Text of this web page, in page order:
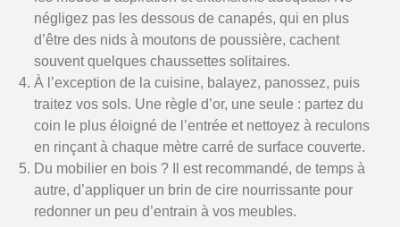
négligez pas les dessous de canapés, qui en plus
d’être des nids à moutons de poussière, cachent
souvent quelques chaussettes solitaires.
À l’exception de la cuisine, balayez, panossez, puis
traitez vos sols. Une règle d’or, une seule : partez du
coin le plus éloigné de l’entrée et nettoyez à reculons
en rinçant à chaque mètre carré de surface couverte.
Du mobilier en bois ? Il est recommandé, de temps à
autre, d’appliquer un brin de cire nourrissante pour
redonner un peu d’entrain à vos meubles.